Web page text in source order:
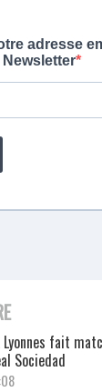
Lyonnes fait
Sociedad